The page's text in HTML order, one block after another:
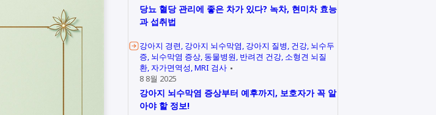
당뇨 혈당 관리에 좋은 차가 있다? 녹차, 현미차 효능
과 섭취법
강아지 경련 강아지 뇌수막염 강아지 질병 건강 뇌수두
증 뇌수막염 증상 동물병원 반려견 건강 소형견 뇌질
환 자가면역성 MRI 검사
8 8월 2025
강아지 뇌수막염 증상부터 예후까지, 보호자가 꼭 알
아야 할 정보!